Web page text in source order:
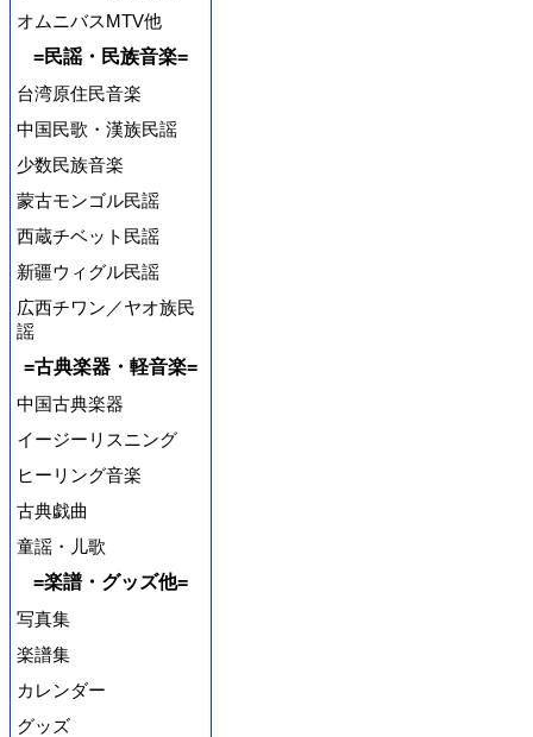
オムニバスMTV他
=民謡・民族音楽=
台湾原住民音楽
中国民歌・漢族民謡
少数民族音楽
蒙古モンゴル民謡
西蔵チベット民謡
新疆ウィグル民謡
広西チワン／ヤオ族民
謡
=古典楽器・軽音楽=
中国古典楽器
イージーリスニング
ヒーリング音楽
古典戯曲
童謡・儿歌
=楽譜・グッズ他=
写真集
楽譜集
カレンダー
グッズ